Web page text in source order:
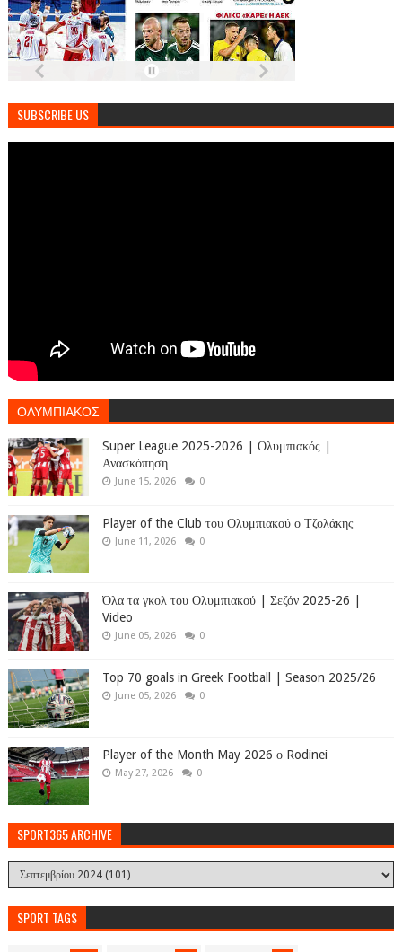
SUBSCRIBE US
ΟΛΥΜΠΙΑΚΟΣ
Super League 2025-2026 | Ολυμπιακός |
Ανασκόπηση
June 15, 2026 0
Player of the Club του Ολυμπιακού ο Τζολάκης
June 11, 2026 0
Όλα τα γκολ του Ολυμπιακού | Σεζόν 2025-26 |
Video
June 05, 2026 0
Top 70 goals in Greek Football | Season 2025/26
June 05, 2026 0
Player of the Month May 2026 ο Rodinei
May 27, 2026 0
SPORT365 ARCHIVE
SPORT TAGS